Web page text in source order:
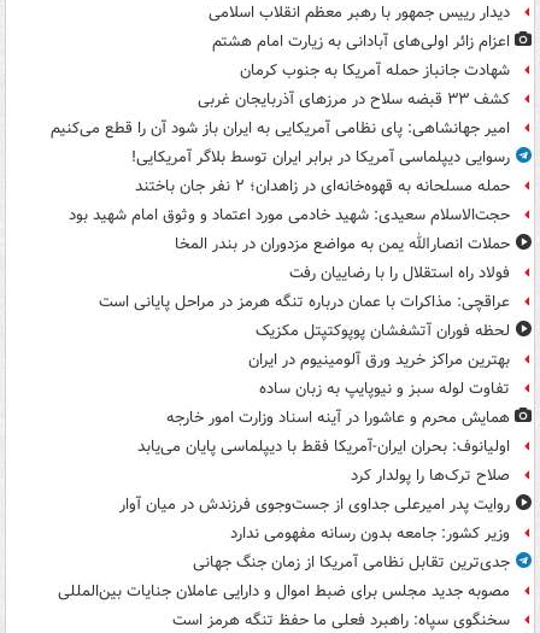
دیدار رییس جمهور با رهبر معظم انقلاب اسلامی
اعزام زائر اولی‌های آبادانی به زیارت امام هشتم
شهادت جانباز حمله آمریکا به جنوب کرمان
کشف ۳۳ قبضه سلاح در مرزهای آذربایجان غربی
امیر جهانشاهی: پای نظامی آمریکایی به ایران باز شود آن را قطع می‌کنیم
رسوایی دیپلماسی آمریکا در برابر ایران توسط بلاگر آمریکایی!
حمله مسلحانه به قهوه‌خانه‌ای در زاهدان؛ ۲ نفر جان باختند
حجت‌الاسلام سعیدی: شهید خادمی مورد اعتماد و وثوق امام شهید بود
حملات انصارالله یمن به مواضع مزدوران در بندر المخا
فولاد راه استقلال را با رضاییان رفت
عراقچی: مذاکرات با عمان درباره تنگه هرمز در مراحل پایانی است
لحظه فوران آتشفشان پوپوکتپتل مکزیک
بهترین مراکز خرید ورق آلومینیوم در ایران
تفاوت لوله سبز و نیوپایپ به زبان ساده
همایش محرم و عاشورا در آینه اسناد وزارت امور خارجه
اولیانوف: بحران ایران-آمریکا فقط با دیپلماسی پایان می‌یابد
صلاح ترک‌ها را پولدار کرد
روایت پدر امیرعلی جداوی از جست‌وجوی فرزندش در میان آوار
وزیر کشور: جامعه بدون رسانه مفهومی ندارد
جدی‌ترین تقابل نظامی آمریکا از زمان جنگ جهانی
مصوبه جدید مجلس برای ضبط اموال و دارایی عاملان جنایات بین‌المللی
سخنگوی سپاه: راهبرد فعلی ما حفظ تنگه هرمز است